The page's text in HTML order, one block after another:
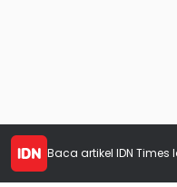
Baca artikel IDN Times